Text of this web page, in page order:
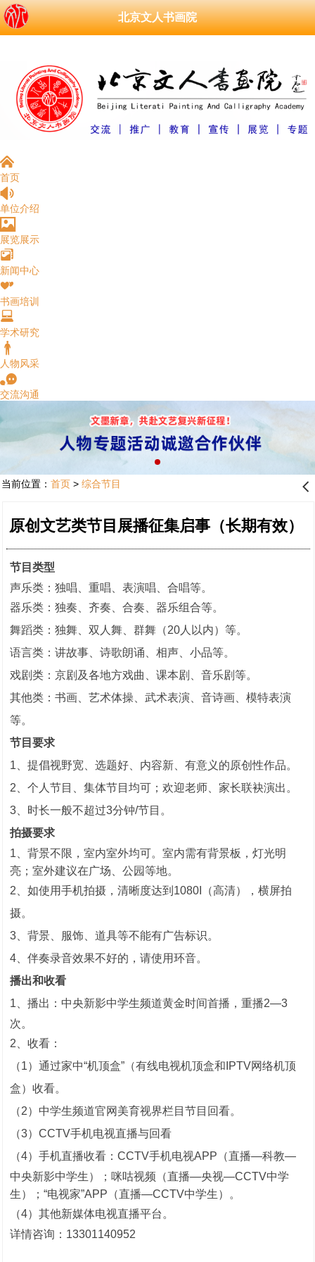
北京文人书画院
󰄫
首页
󰁑
单位介绍
󰁄
展览展示
󰆘
新闻中心
󰁩
书画培训
󰂧
学术研究
󰂐
人物风采
󰂮
交流沟通
当前位置： 首页> 综合节目 󰊒
原创文艺类节目展播征集启事（长期有效）
节目类型
声乐类：独唱、重唱、表演唱、合唱等。
器乐类：独奏、齐奏、合奏、器乐组合等。
舞蹈类：独舞、双人舞、群舞（20人以内）等。
语言类：讲故事、诗歌朗诵、相声、小品等。
戏剧类：京剧及各地方戏曲、课本剧、音乐剧等。
其他类：书画、艺术体操、武术表演、音诗画、模特表演
等。
节目要求
1、提倡视野宽、选题好、内容新、有意义的原创性作品。
2、个人节目、集体节目均可；欢迎老师、家长联袂演出。
3、时长一般不超过3分钟/节目。
拍摄要求
1、背景不限，室内室外均可。室内需有背景板，灯光明
亮；室外建议在广场、公园等地。
2、如使用手机拍摄，清晰度达到1080I（高清），横屏拍
摄。
3、背景、服饰、道具等不能有广告标识。
4、伴奏录音效果不好的，请使用环音。
播出和收看
1、播出： 中央新影中学生频道黄金时间首播，重播2—3
次。
2、收看：
（1）通过家中“机顶盒”（有线电视机顶盒和IPTV网络机顶
盒）收看。
（2）中学生频道官网美育视界栏目节目回看。
（3）CCTV手机电视直播与回看
（4）手机直播收看： CCTV手机电视APP（直播—科教—
中央新影中学生）；咪咕视频（直播—央视—CCTV中学
生）；“电视家”APP（直播—CCTV中学生）。
（4）其他新媒体电视直播平台。
详情咨询：13301140952